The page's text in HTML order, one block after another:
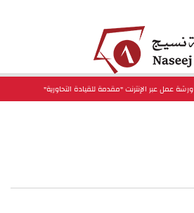
ورشة عمل عبر الإنترنت "مقدمة للقيادة التحاورية"